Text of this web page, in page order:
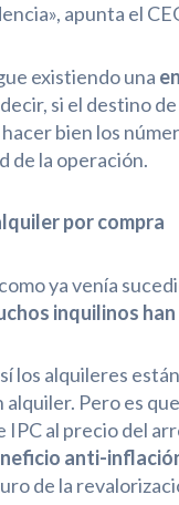
apunta el
existiendo una
si el destino
bien los
de la operación.
por compra
ya venía
inquilinos
sí los alquileres
alquiler. Pero es
IPC al precio del
anti-
de la